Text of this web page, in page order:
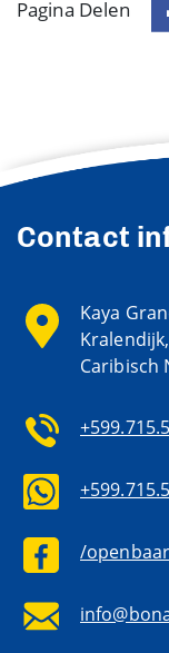
Pagina Delen
Contact
Kaya
Caribisch
/